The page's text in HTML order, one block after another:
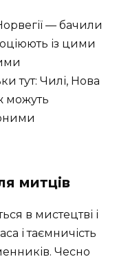
— бачили
із цими
тут: Чилі, Нова
можуть
митців
в мистецтві і
і таємничість
Чесно